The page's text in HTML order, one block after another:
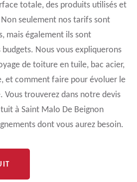
totale, des produits utilisés et
seulement nos tarifs sont
mais également ils sont
budgets. Nous vous expliquerons
de toiture en tuile, bac acier,
et comment faire pour évoluer le
Vous trouverez dans notre devis
à Saint Malo De Beignon
dont vous aurez besoin.